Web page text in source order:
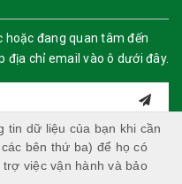
hoặc đang quan tâm đến
địa chỉ email vào ô dưới đây.
tin dữ liệu của bạn khi cần
bên thứ ba) để họ có
việc vận hành và bảo